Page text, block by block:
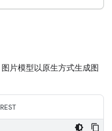
图片模型以原生方式生成图
REST